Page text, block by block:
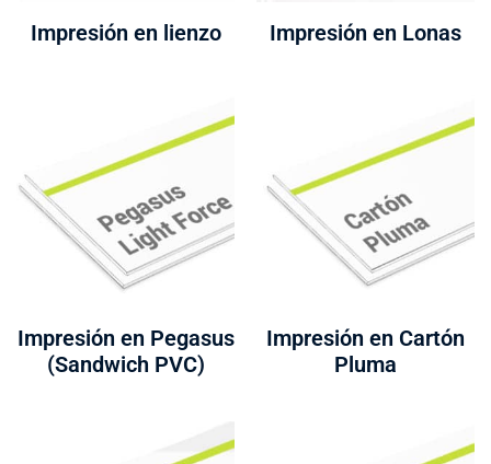
Impresión en lienzo Impresión en Lonas
Impresión en Pegasus
(Sandwich PVC)
Impresión en Cartón
Pluma